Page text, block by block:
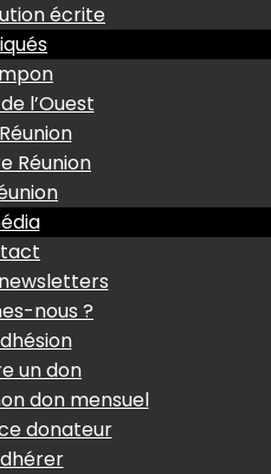
écrite
l’Ouest
Réunion
nous ?
un don
don mensuel
donateur